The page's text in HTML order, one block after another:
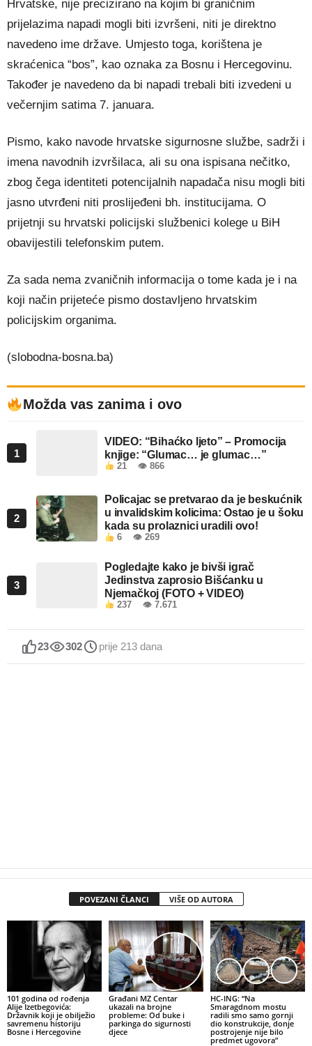
Hrvatske, nije precizirano na kojim bi graničnim
prijelazima napadi mogli biti izvršeni, niti je direktno
navedeno ime države. Umjesto toga, korištena je
skraćenica “bos”, kao oznaka za Bosnu i Hercegovinu.
Također je navedeno da bi napadi trebali biti izvedeni u
večernjim satima 7. januara.
Pismo, kako navode hrvatske sigurnosne službe, sadrži i
imena navodnih izvršilaca, ali su ona ispisana nečitko,
zbog čega identiteti potencijalnih napadača nisu mogli biti
jasno utvrđeni niti proslijeđeni bh. institucijama. O
prijetnji su hrvatski policijski službenici kolege u BiH
obavijestili telefonskim putem.
Za sada nema zvaničnih informacija o tome kada je i na
koji način prijeteće pismo dostavljeno hrvatskim
policijskim organima.
(slobodna-bosna.ba)
Možda vas zanima i ovo
1
VIDEO: “Bihaćko ljeto” – Promocija
knjige: “Glumac… je glumac…”
21 👁 866
2
Policajac se pretvarao da je beskućnik
u invalidskim kolicima: Ostao je u šoku
kada su prolaznici uradili ovo!
6 👁 269
3
Pogledajte kako je bivši igrač
Jedinstva zaprosio Bišćanku u
Njemačkoj (FOTO + VIDEO)
237 👁 7.671
23 302 prije 213 dana
POVEZANI ČLANCI VIŠE OD AUTORA
101 godina od rođenja
Alije Izetbegovića:
Državnik koji je obilježio
savremenu historiju
Bosne i Hercegovine
Građani MZ Centar
ukazali na brojne
probleme: Od buke i
parkinga do sigurnosti
djece
HC-ING: “Na
Smaragdnom mostu
radili smo samo gornji
dio konstrukcije, donje
postrojenje nije bilo
predmet ugovora”